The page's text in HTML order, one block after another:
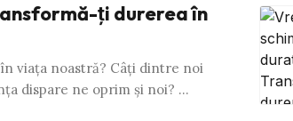
ţi durerea în
viaţa noastră? Câţi dintre noi
dispare ne oprim şi noi? …